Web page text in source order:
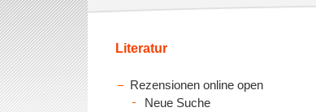
Literatur
Rezensionen online open
Neue Suche